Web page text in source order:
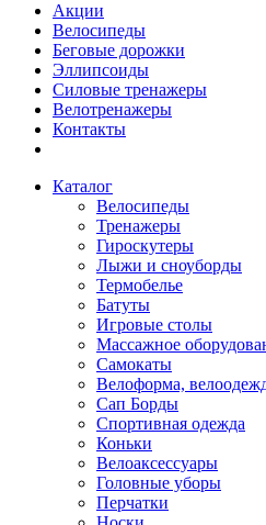
Акции
Велосипеды
Беговые дорожки
Эллипсоиды
Силовые тренажеры
Велотренажеры
Контакты
Каталог
Велосипеды
Тренажеры
Гироскутеры
Лыжи и сноуборды
Термобелье
Батуты
Игровые столы
Массажное
Самокаты
Велоформа,
Сап Борды
Спортивная одежда
Коньки
Велоаксессуары
Головные уборы
Перчатки